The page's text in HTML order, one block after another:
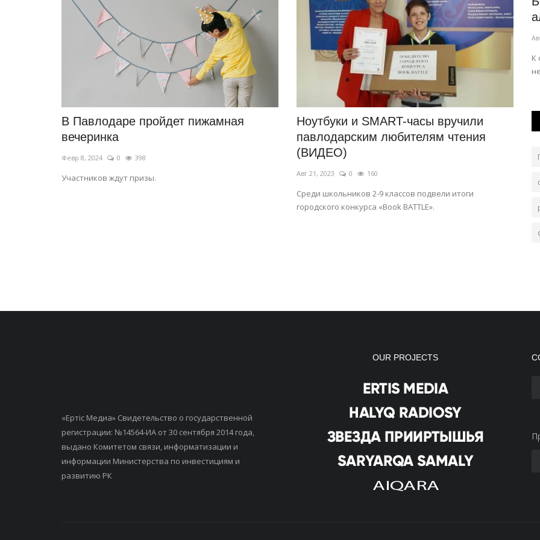
В Павлодаре пройдет пижамная
вечеринка
Февр 8, 2024 0 398
Участников ждут призы.
Ноутбуки и SMART-часы вручили
павлодарским любителям чтения
(ВИДЕО)
Авг 21, 2023 0 160
Среди школьников 2-9 классов подвели итоги
городского конкурса «Book BATTLE».
юбилейный волейбольный турнир
Июнь 2, 2026 625
Победителей и призёров наградили грамотами и
кубками.
алкоголя выявили в Павлодарской...
Авг 7, 2026 91
К ответственности привлекли свыше шести тысяч
нетрезвых граждан.
«Ертiс Медиа» Свидетельство о государственной
регистрации: №14564-ИА от 30 сентября 2014 года,
выдано Комитетом связи, информатизации и
информации Министерства по инвестициям и
развитию РК
OUR PROJECTS